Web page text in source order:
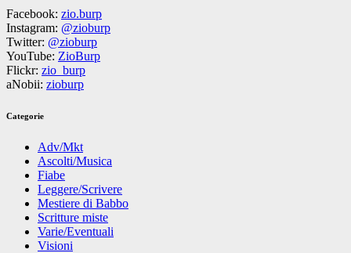
Facebook: zio.burp
Instagram: @zioburp
Twitter: @zioburp
YouTube: ZioBurp
Flickr: zio_burp
aNobii: zioburp
Categorie
Adv/Mkt
Ascolti/Musica
Fiabe
Leggere/Scrivere
Mestiere di Babbo
Scritture miste
Varie/Eventuali
Visioni